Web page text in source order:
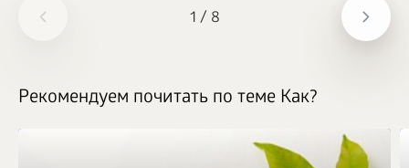
1 / 8
Рекомендуем почитать по теме Как?